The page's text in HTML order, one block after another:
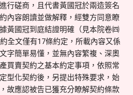
行磋商，且代書黃國冠於兩造簽名
內容朗讀並做解釋，經雙方同意瞭
黃國冠到庭結證明確（見本院卷㈣
全文僅有17條約定，所載內容又係
字簡單易懂，並無內容繁複、深奧
買賣契約之基本約定事項，依照常
型化契約後，另提出特殊要求，始
故應認被告已獲充分瞭解契約條款